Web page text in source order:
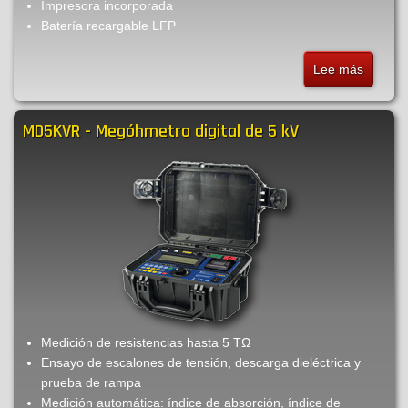
Impresora incorporada
Batería recargable LFP
Lee mássobre
-
MD5KVR - Megóhmetro digital de 5 kV
Medición de resistencias hasta 5 TΩ
Ensayo de escalones de tensión, descarga dieléctrica y
prueba de rampa
Medición automática: índice de absorción, índice de